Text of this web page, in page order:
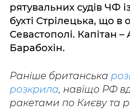
рятувальних судів ЧФ
бухті Стрілецька, що в
Севастополі. Капітан –
Барабохін.
Раніше британська
розкрила, навіщо РФ
ракетами по Києву та